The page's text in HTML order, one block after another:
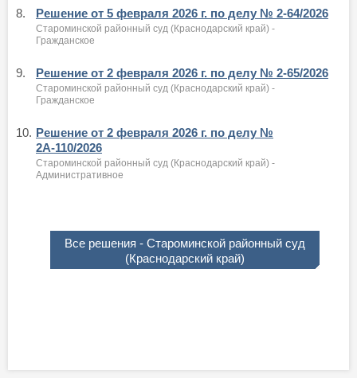
8. Решение от 5 февраля 2026 г. по делу № 2-64/2026
Староминской районный суд (Краснодарский край) -
Гражданское
9. Решение от 2 февраля 2026 г. по делу № 2-65/2026
Староминской районный суд (Краснодарский край) -
Гражданское
10. Решение от 2 февраля 2026 г. по делу №
2А-110/2026
Староминской районный суд (Краснодарский край) -
Административное
Все решения - Староминской районный суд
(Краснодарский край)